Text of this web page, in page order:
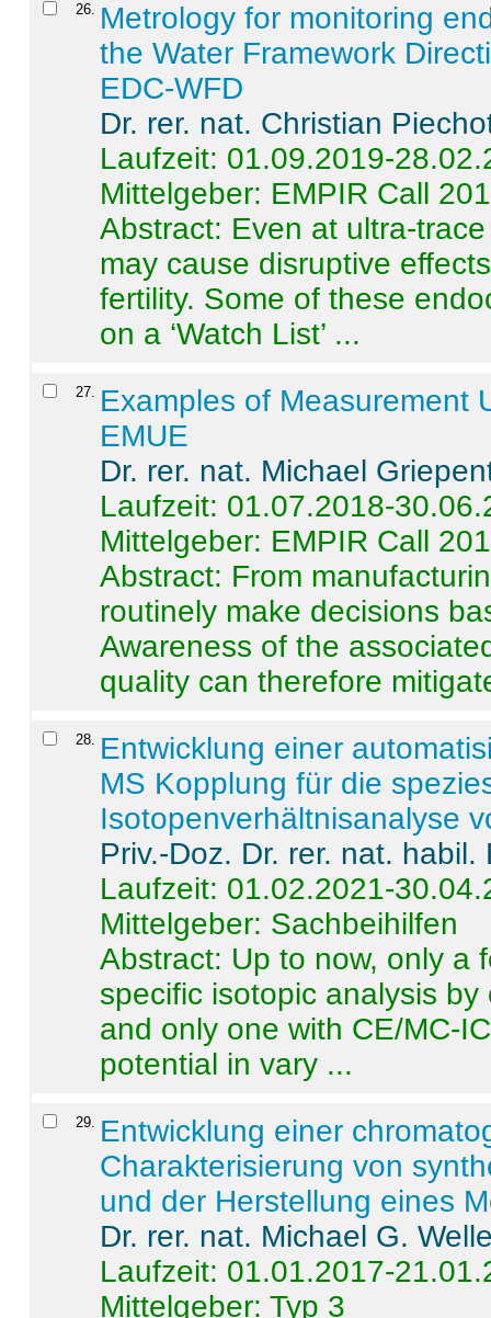
26. Metrology for monitoring
the Water Framework
EDC-WFD
Dr. rer. nat. Christian
Laufzeit: 01.09.2019-
Mittelgeber: EMPIR Call
Abstract: Even at ultra-
may cause disruptive
fertility. Some of these
on a ‘Watch List’ ...
27. Examples of Measurement
EMUE
Dr. rer. nat. Michael
Laufzeit: 01.07.2018-
Mittelgeber: EMPIR Call
Abstract: From
routinely make decisions
Awareness of the
quality can therefore
28. Entwicklung einer
MS Kopplung für die
Isotopenverhältnisanalyse
Priv.-Doz. Dr. rer. nat.
Laufzeit: 01.02.2021-
Mittelgeber: Sachbeihilfen
Abstract: Up to now, only a
specific isotopic analysis
and only one with CE/MC-
potential in vary ...
29. Entwicklung einer
Charakterisierung von
und der Herstellung eines
Dr. rer. nat. Michael G.
Laufzeit: 01.01.2017-
Mittelgeber: Typ 3